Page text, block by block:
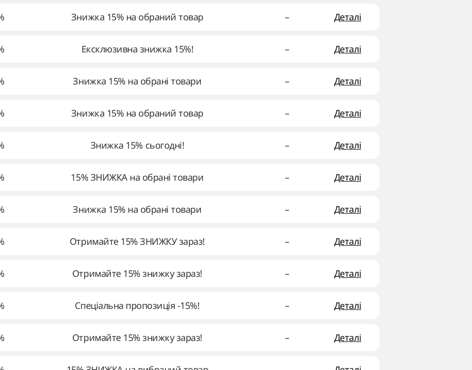
Знижка 15% на обраний товар – Деталі
Ексклюзивна знижка 15%! – Деталі
Знижка 15% на обрані товари – Деталі
Знижка 15% на обраний товар – Деталі
Знижка 15% сьогодні! – Деталі
15% ЗНИЖКА на обрані товари – Деталі
Знижка 15% на обрані товари – Деталі
Отримайте 15% ЗНИЖКУ зараз! – Деталі
Отримайте 15% знижку зараз! – Деталі
Спеціальна пропозиція -15%! – Деталі
Отримайте 15% знижку зараз! – Деталі